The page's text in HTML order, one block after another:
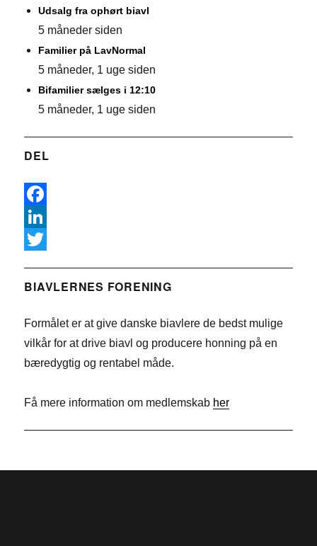
Udsalg fra ophørt biavl
5 måneder siden
Familier på LavNormal
5 måneder, 1 uge siden
Bifamilier sælges i 12:10
5 måneder, 1 uge siden
DEL
F
a
e
o
L
n
e
n
w
t
r
BIAVLERNES FORENING
Formålet er at give danske biavlere de bedst mulige
vilkår for at drive biavl og producere honning på en
bæredygtig og rentabel måde.
Få mere information om medlemskab her